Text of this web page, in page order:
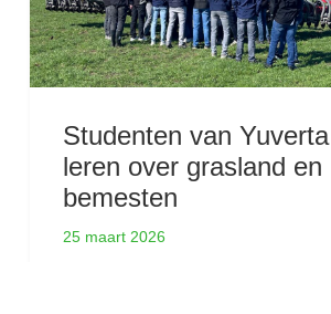
Studenten van Yuverta
leren over grasland en
bemesten
25 maart 2026